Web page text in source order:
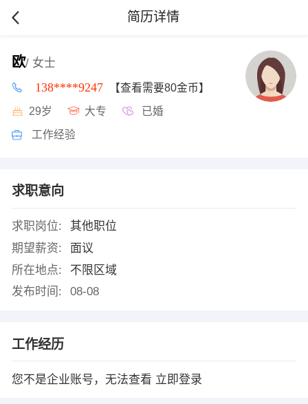
简历详情
欧/ 女士
138****9247 【查看需要80金币】
29岁 大专 已婚
工作经验
求职意向
求职岗位:
其他职位
期望薪资:
面议
所在地点:
不限区域
发布时间:
08-08
工作经历
您不是企业账号，无法查看 立即登录